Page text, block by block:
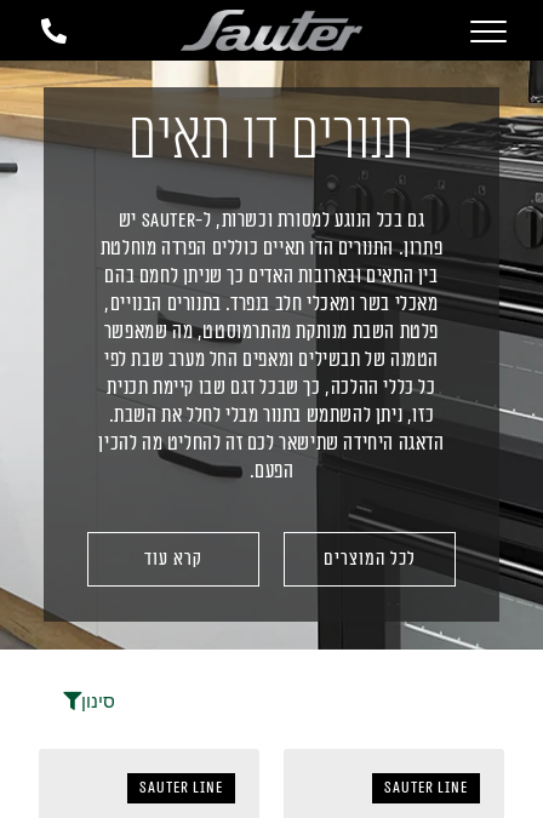
תנורים דו תאים
גם בכל הנוגע למסורת וכשרות, ל-Sauter יש
פתרון. התנורים הדו תאיים כוללים הפרדה מוחלטת
בין התאים ובארובות האדים כך שניתן לחמם בהם
מאכלי בשר ומאכלי חלב בנפרד. בתנורים הבנויים,
פלטת השבת מנותקת מהתרמוסטט, מה שמאפשר
הטמנה של תבשילים ומאפים החל מערב שבת לפי
כל כללי ההלכה, כך שבכל דגם שבו קיימת תכנית
כזו, ניתן להשתמש בתנור מבלי לחלל את השבת.
הדאגה היחידה שתישאר לכם זה להחליט מה להכין
הפעם.
לכל המוצרים קרא עוד
סינון
sauter LINE
sauter LINE